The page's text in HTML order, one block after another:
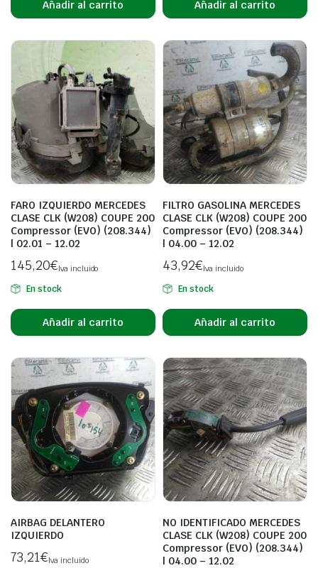
Añadir al carrito Añadir al carrito
FARO IZQUIERDO MERCEDES
CLASE CLK (W208) COUPE 200
Compressor (EVO) (208.344)
| 02.01 – 12.02
145,20€Iva incluido
En stock
Añadir al carrito
FILTRO GASOLINA MERCEDES
CLASE CLK (W208) COUPE 200
Compressor (EVO) (208.344)
| 04.00 – 12.02
43,92€Iva incluido
En stock
Añadir al carrito
AIRBAG DELANTERO
IZQUIERDO
73,21€Iva incluido
NO IDENTIFICADO MERCEDES
CLASE CLK (W208) COUPE 200
Compressor (EVO) (208.344)
| 04.00 – 12.02